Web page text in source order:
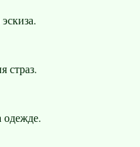
страз.
одежде.